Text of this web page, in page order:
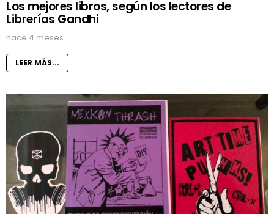
Los mejores libros, según los lectores de
Librerías Gandhi
hace 4 meses
LEER MÁS...